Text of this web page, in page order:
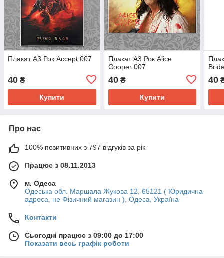
Плакат А3 Рок Accept 007
40 ₴
Купити
Плакат А3 Рок Alice
Cooper 007
40₴
Купити
40
Про нас
100% позитивних з 797 відгуків за рік
Працює з 08.11.2013
м. Одеса
Одеська обл. Маршала Жукова 12, 65121 ( Юридична
адреса, не Фізичний магазин ), Одеса, Україна
Контакти
Сьогодні працює з 09:00 до 17:00
Показати весь графік роботи